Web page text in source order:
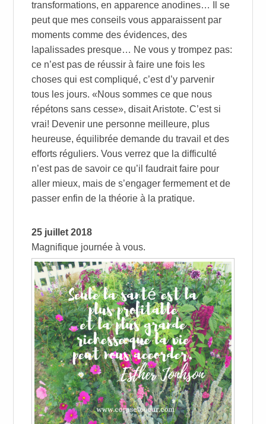
transformations, en apparence anodines… Il se
peut que mes conseils vous apparaissent par
moments comme des évidences, des
lapalissades presque… Ne vous y trompez pas:
ce n’est pas de réussir à faire une fois les
choses qui est compliqué, c’est d’y parvenir
tous les jours. «Nous sommes ce que nous
répétons sans cesse», disait Aristote. C’est si
vrai! Devenir une personne meilleure, plus
heureuse, équilibrée demande du travail et des
efforts réguliers. Vous verrez que la difficulté
n’est pas de savoir ce qu’il faudrait faire pour
aller mieux, mais de s’engager fermement et de
passer enfin de la théorie à la pratique.
25 juillet 2018
Magnifique journée à vous.